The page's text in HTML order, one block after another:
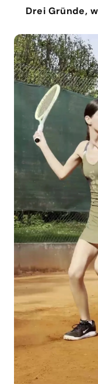
Drei Gründe,